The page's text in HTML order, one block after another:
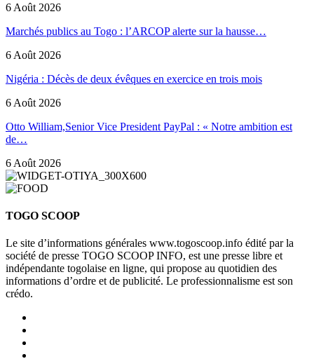
6 Août 2026
Marchés publics au Togo : l’ARCOP alerte sur la hausse…
6 Août 2026
Nigéria : Décès de deux évêques en exercice en trois mois
6 Août 2026
Otto William,Senior Vice President PayPal : « Notre ambition est
de…
6 Août 2026
TOGO SCOOP
Le site d’informations générales www.togoscoop.info édité par la
société de presse TOGO SCOOP INFO, est une presse libre et
indépendante togolaise en ligne, qui propose au quotidien des
informations d’ordre et de publicité. Le professionnalisme est son
crédo.